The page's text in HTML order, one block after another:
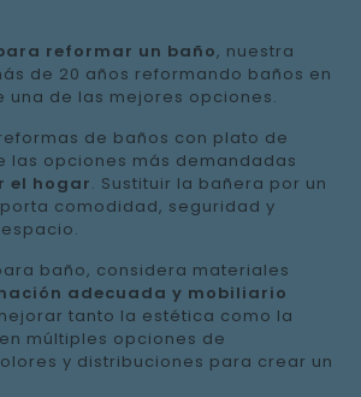
reformar un baño, nuestra
de 20 años reformando baños en
una de las mejores opciones.
de baños con plato de
las opciones más demandadas
el hogar. Sustituir la bañera por un
comodidad, seguridad y
baño, considera materiales
adecuada y mobiliario
tanto la estética como la
múltiples opciones de
y distribuciones para crear un